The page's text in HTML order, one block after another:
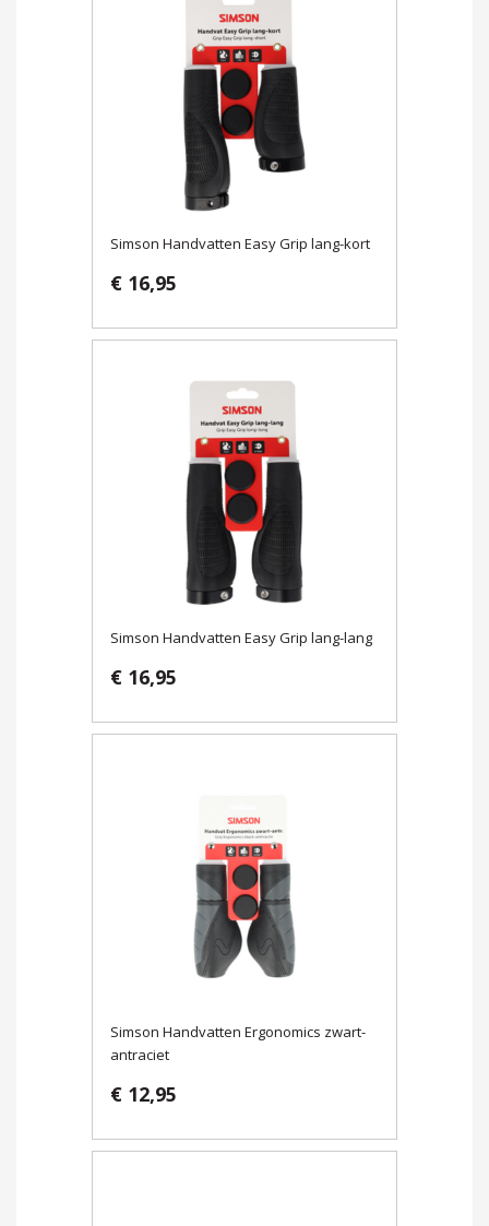
Simson Handvatten Easy Grip lang-kort
€ 16,95
Simson Handvatten Easy Grip lang-lang
€ 16,95
Simson Handvatten Ergonomics zwart-
antraciet
€ 12,95